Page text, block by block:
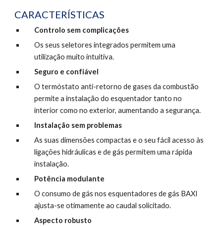
CARACTERÍSTICAS
Controlo sem complicações
Os seus seletores integrados permitem uma
utilização muito intuitiva.
Seguro e confiável
O termóstato anti-retorno de gases da combustão
permite a instalação do esquentador tanto no
interior como no exterior, aumentando a segurança.
Instalação sem problemas
As suas dimensões compactas e o seu fácil acesso às
ligações hidráulicas e de gás permitem uma rápida
instalação.
Potência modulante
O consumo de gás nos esquentadores de gás BAXI
ajusta-se otimamente ao caudal solicitado.
Aspecto robusto